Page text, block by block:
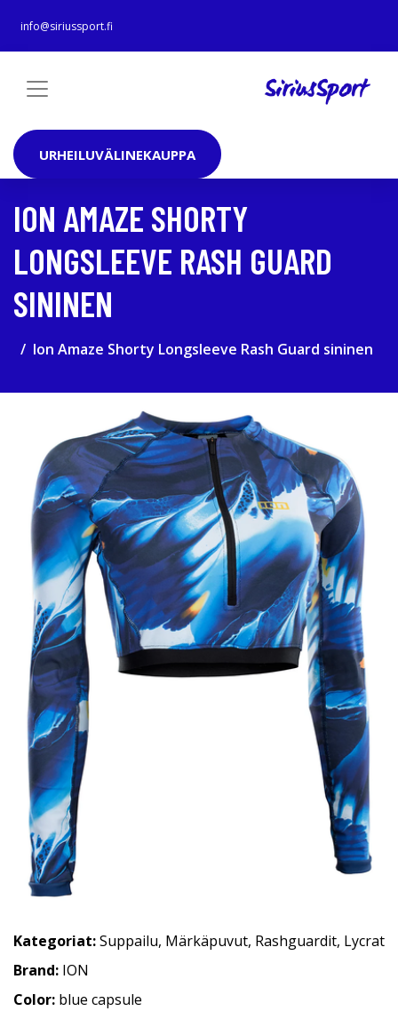
info@siriussport.fi
URHEILUVÄLINEKAUPPA
ION AMAZE SHORTY
LONGSLEEVE RASH GUARD
SININEN
Ion Amaze Shorty Longsleeve Rash Guard sininen
Kategoriat:Suppailu, Märkäpuvut, Rashguardit, Lycrat
Brand: ION
Color: blue capsule